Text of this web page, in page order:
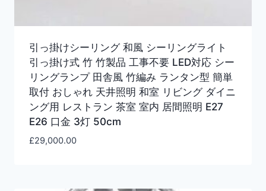
引っ掛けシーリング 和風 シーリングライト
引っ掛け式 竹 竹製品 工事不要 LED対応 シー
リングランプ 田舎風 竹編み ランタン型 簡単
取付 おしゃれ 天井照明 和室 リビング ダイニ
ング用 レストラン 茶室 室内 居間照明 E27
E26 口金 3灯 50cm
£29,000.00